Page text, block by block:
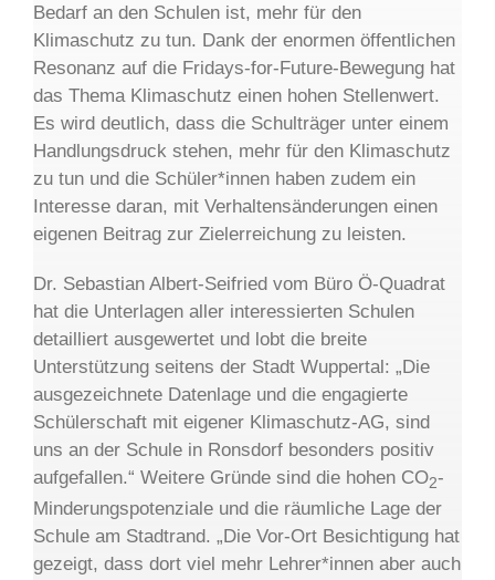
Bedarf an den Schulen ist, mehr für den
Klimaschutz zu tun. Dank der enormen öffentlichen
Resonanz auf die Fridays-for-Future-Bewegung hat
das Thema Klimaschutz einen hohen Stellenwert.
Es wird deutlich, dass die Schulträger unter einem
Handlungsdruck stehen, mehr für den Klimaschutz
zu tun und die Schüler*innen haben zudem ein
Interesse daran, mit Verhaltensänderungen einen
eigenen Beitrag zur Zielerreichung zu leisten.
Dr. Sebastian Albert-Seifried vom Büro Ö-Quadrat
hat die Unterlagen aller interessierten Schulen
detailliert ausgewertet und lobt die breite
Unterstützung seitens der Stadt Wuppertal: „Die
ausgezeichnete Datenlage und die engagierte
Schülerschaft mit eigener Klimaschutz-AG, sind
uns an der Schule in Ronsdorf besonders positiv
aufgefallen.“ Weitere Gründe sind die hohen CO2-
Minderungspotenziale und die räumliche Lage der
Schule am Stadtrand. „Die Vor-Ort Besichtigung hat
gezeigt, dass dort viel mehr Lehrer*innen aber auch